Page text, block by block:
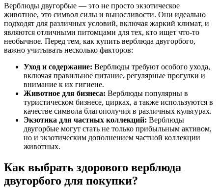
Верблюды двугорбые — это не просто экзотическое
животное, это символ силы и выносливости. Они идеально
подходят для различных условий, включая жаркий климат, и
являются отличными питомцами для тех, кто ищет что-то
необычное. Перед тем, как купить верблюда двугорбого,
важно учитывать несколько факторов:
Уход и содержание: Верблюды требуют особого ухода,
включая правильное питание, регулярные прогулки и
внимание к их гигиене.
Животное для бизнеса: Верблюды популярны в
туристическом бизнесе, цирках, а также используются в
качестве символа благополучия в различных культурах.
Экзотика для частных коллекций: Верблюды
двугорбые могут стать не только прибыльным активом,
но и экзотическим дополнением частной коллекции
животных.
Как выбрать здорового верблюда
двугорбого для покупки?